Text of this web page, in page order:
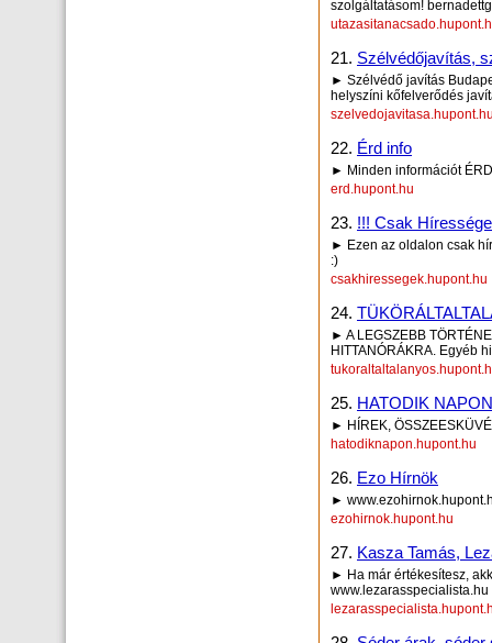
szolgáltatásom!
21. Szélvédőjavítás,
► Szélvédő javítás
helyszíni kőfelverődés
22. Érd info
► Minden információt
erd.hupont.hu
23. !!! Csak
► Ezen az oldalon csak
:)
csakhiressegek.hupont.hu
24.
► A LEGSZEBB
HITTANÓRÁKRA. Egyéb
25. HATODIK NAPON
► HÍREK,
hatodiknapon.hupont.hu
26. Ezo Hírnök
►
ezohirnok.hupont.hu
27. Kasza Tamás,
► Ha már értékesítesz,
www.lezarasspecialista.hu